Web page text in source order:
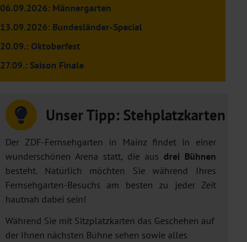
06.09.2026: Männergarten
13.09.2026: Bundesländer-Special
20.09.: Oktoberfest
27.09.: Saison Finale
Unser Tipp: Stehplatzkarten
Der ZDF-Fernsehgarten in Mainz findet in einer
wunderschönen Arena statt, die aus drei Bühnen
besteht. Natürlich möchten Sie während Ihres
Fernsehgarten-Besuchs am besten zu jeder Zeit
hautnah dabei sein!
Während Sie mit Sitzplatzkarten das Geschehen auf
der Ihnen nächsten Bühne sehen sowie alles